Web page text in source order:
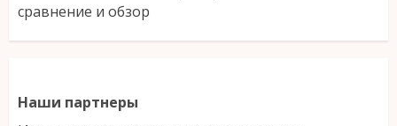
сравнение и обзор
Наши партнеры